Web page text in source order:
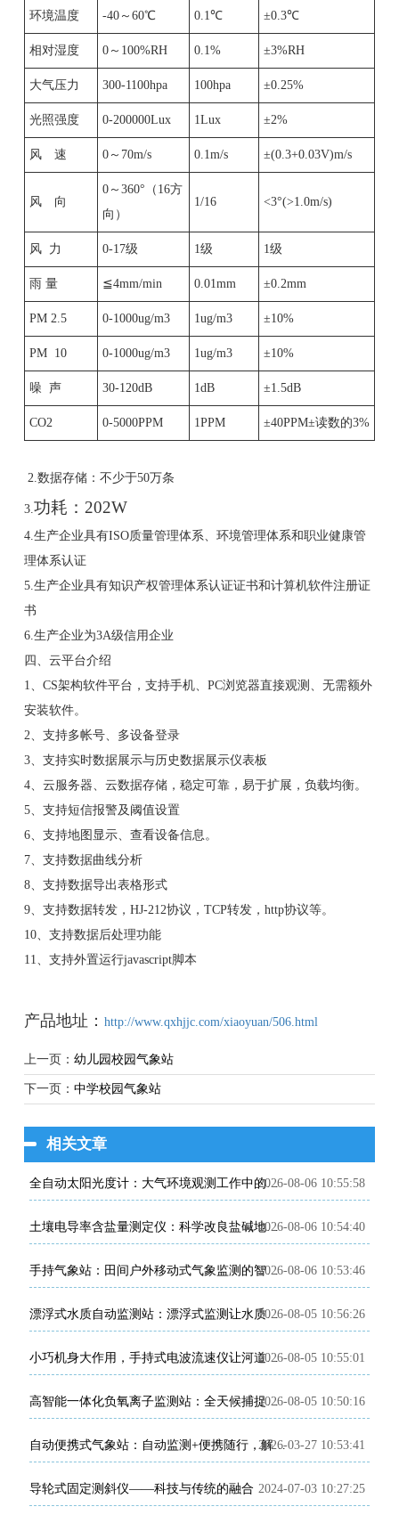
环境温度 -40～60℃ 0.1℃ ±0.3℃
相对湿度 0～100%RH 0.1% ±3%RH
大气压力 300-1100hpa 100hpa ±0.25%
光照强度 0-200000Lux 1Lux ±2%
风 速 0～70m/s 0.1m/s ±(0.3+0.03V)m/s
风 向
0～360°（16方
向）
1/16 <3°(>1.0m/s)
风 力 0-17级 1级 1级
雨 量 ≦4mm/min 0.01mm ±0.2mm
PM 2.5 0-1000ug/m3 1ug/m3 ±10%
PM 10 0-1000ug/m3 1ug/m3 ±10%
噪 声 30-120dB 1dB ±1.5dB
CO2 0-5000PPM 1PPM ±40PPM±读数的3%
2.数据存储：不少于50万条
3.功耗：202W
4.生产企业具有ISO质量管理体系、环境管理体系和职业健康管
理体系认证
5.生产企业具有知识产权管理体系认证证书和计算机软件注册证
书
6.生产企业为3A级信用企业
四、云平台介绍
1、CS架构软件平台，支持手机、PC浏览器直接观测、无需额外
安装软件。
2、支持多帐号、多设备登录
3、支持实时数据展示与历史数据展示仪表板
4、云服务器、云数据存储，稳定可靠，易于扩展，负载均衡。
5、支持短信报警及阈值设置
6、支持地图显示、查看设备信息。
7、支持数据曲线分析
8、支持数据导出表格形式
9、支持数据转发，HJ-212协议，TCP转发，http协议等。
10、支持数据后处理功能
11、支持外置运行javascript脚本
产品地址： http://www.qxhjjc.com/xiaoyuan/506.html
上一页： 幼儿园校园气象站
下一页： 中学校园气象站
相关文章
全自动太阳光度计：大气环境观测工作中的专业智能监测设备
2026-08-06 10:55:58
土壤电导率含盐量测定仪：科学改良盐碱地的田间检测利器
2026-08-06 10:54:40
手持气象站：田间户外移动式气象监测的智能便携装备
2026-08-06 10:53:46
漂浮式水质自动监测站：漂浮式监测让水质变化有据可查
2026-08-05 10:56:26
小巧机身大作用，手持式电波流速仪让河道流速监测精准可控
2026-08-05 10:55:01
高智能一体化负氧离子监测站：全天候捕捉负氧离子动态
2026-08-05 10:50:16
自动便携式气象站：自动监测+便携随行，解锁户外气象新便捷
2026-03-27 10:53:41
导轮式固定测斜仪——科技与传统的融合 2024-07-03 10:27:25